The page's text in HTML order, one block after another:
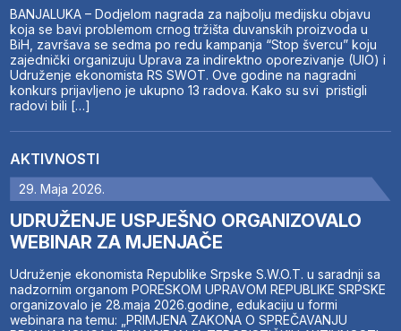
BANJALUKA – Dodjelom nagrada za najbolju medijsku objavu
koja se bavi problemom crnog tržišta duvanskih proizvoda u
BiH, završava se sedma po redu kampanja “Stop švercu” koju
zajednički organizuju Uprava za indirektno oporezivanje (UIO) i
Udruženje ekonomista RS SWOT. Ove godine na nagradni
konkurs prijavljeno je ukupno 13 radova. Kako su svi pristigli
radovi bili […]
AKTIVNOSTI
29. Maja 2026.
UDRUŽENJE USPJEŠNO ORGANIZOVALO
WEBINAR ZA MJENJAČE
Udruženje ekonomista Republike Srpske S.W.O.T. u saradnji sa
nadzornim organom PORESKOM UPRAVOM REPUBLIKE SRPSKE
organizovalo je 28.maja 2026.godine, edukaciju u formi
webinara na temu: „PRIMJENA ZAKONA O SPREČAVANJU